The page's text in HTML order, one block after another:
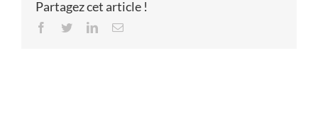
Partagez cet article !
Facebook
TwitterLinkedInEmail